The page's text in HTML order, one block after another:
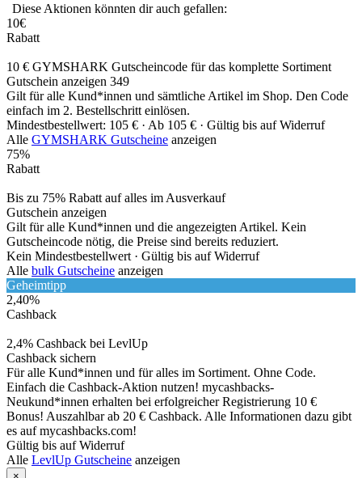
Diese Aktionen könnten dir auch gefallen:
10€
Rabatt
10 € GYMSHARK Gutscheincode für das komplette Sortiment
Gutschein anzeigen 349
Gilt für alle Kund*innen und sämtliche Artikel im Shop. Den Code
einfach im 2. Bestellschritt einlösen.
Mindestbestellwert: 105 € · Ab 105 € · Gültig bis auf Widerruf
Alle GYMSHARK Gutscheine anzeigen
75%
Rabatt
Bis zu 75% Rabatt auf alles im Ausverkauf
Gutschein anzeigen
Gilt für alle Kund*innen und die angezeigten Artikel. Kein
Gutscheincode nötig, die Preise sind bereits reduziert.
Kein Mindestbestellwert · Gültig bis auf Widerruf
Alle bulk Gutscheine anzeigen
Geheimtipp
2,40%
Cashback
2,4% Cashback bei LevlUp
Cashback sichern
Für alle Kund*innen und für alles im Sortiment. Ohne Code.
Einfach die Cashback-Aktion nutzen! mycashbacks-
Neukund*innen erhalten bei erfolgreicher Registrierung 10 €
Bonus! Auszahlbar ab 20 € Cashback. Alle Informationen dazu gibt
es auf mycashbacks.com!
Gültig bis auf Widerruf
Alle LevlUp Gutscheine anzeigen